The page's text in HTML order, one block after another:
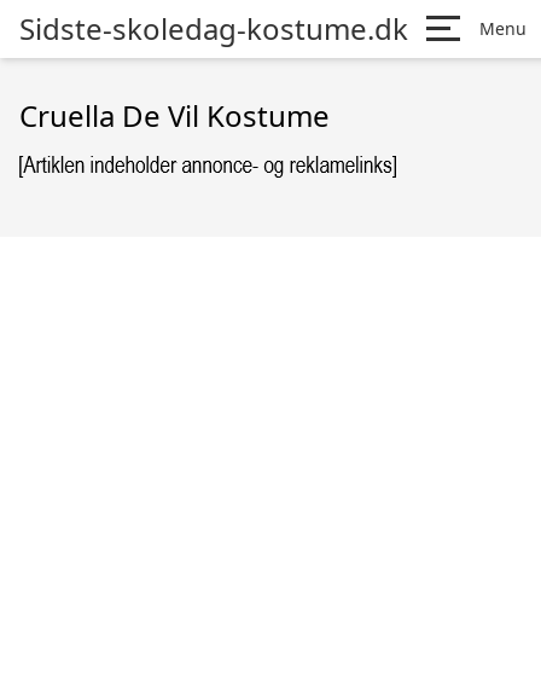
Sidste-skoledag-kostume.dk Menu
Cruella De Vil Kostume